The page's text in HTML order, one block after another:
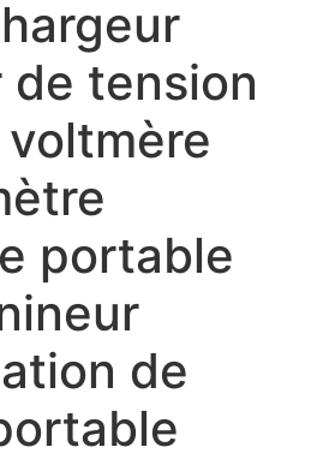
tension
portable
de